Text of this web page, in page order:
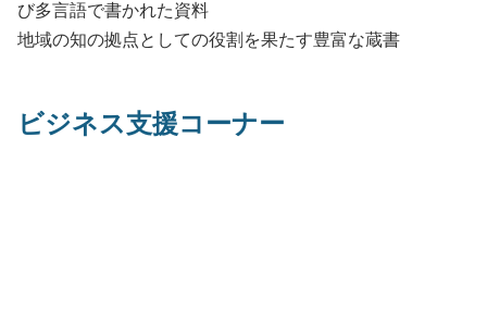
び多言語で書かれた資料
地域の知の拠点としての役割を果たす豊富な蔵書
ビジネス支援コーナー